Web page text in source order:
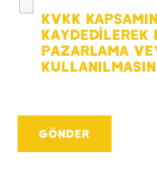
KVKK
KAYDEDILEREK
PAZARLAMA